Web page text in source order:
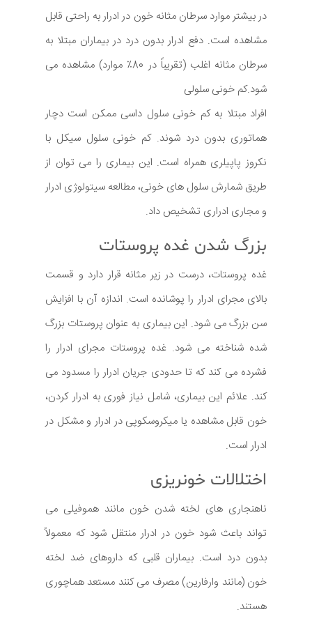
در بیشتر موارد سرطان مثانه خون در ادرار به راحتی قابل
مشاهده است. دفع ادرار بدون درد در بیماران مبتلا به
سرطان مثانه اغلب (تقریباً در 80٪ موارد) مشاهده می
شود.کم خونی سلولی
افراد مبتلا به کم خونی سلول داسی ممکن است دچار
هماتوری بدون درد شوند. کم خونی سلول سیکل با
نکروز پاپیلری همراه است. این بیماری را می توان از
طریق شمارش سلول های خونی، مطالعه سیتولوژی ادرار
و مجاری ادراری تشخیص داد.
بزرگ شدن غده پروستات
غده پروستات، درست در زیر مثانه قرار دارد و قسمت
بالای مجرای ادرار را پوشانده است. اندازه آن با افزایش
سن بزرگ می شود. این بیماری به عنوان پروستات بزرگ
شده شناخته می شود. غده پروستات مجرای ادرار را
فشرده می کند که تا حدودی جریان ادرار را مسدود می
کند. علائم این بیماری، شامل نیاز فوری به ادرار کردن،
خون قابل مشاهده یا میکروسکوپی در ادرار و مشکل در
ادرار است.
اختلالات خونریزی
ناهنجاری های لخته شدن خون مانند هموفیلی می
تواند باعث شود خون در ادرار منتقل شود که معمولاً
بدون درد است. بیماران قلبی که داروهای ضد لخته
خون (مانند وارفارین) مصرف می کنند مستعد هماچوری
هستند.